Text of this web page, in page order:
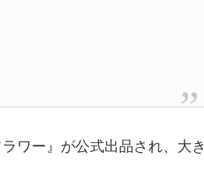
ワー』が公式出品され、大き